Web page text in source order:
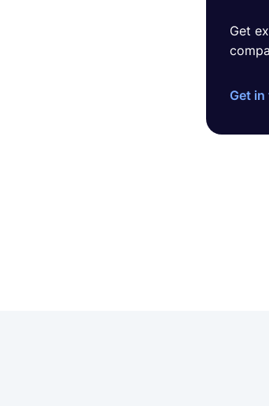
Get
Get